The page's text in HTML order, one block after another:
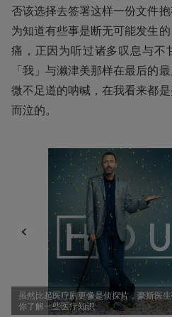
否该选择去签署这样一份文件
为知道有些事是断无可能发生
痛，正因为听过诸多叹息与不
「我」与濑津美那样在最后的
微不足道的呐喊，在我看来都
而泣的。
虽然比起医疗剧更像是侦探片，豪斯医
你了解一些医疗知识